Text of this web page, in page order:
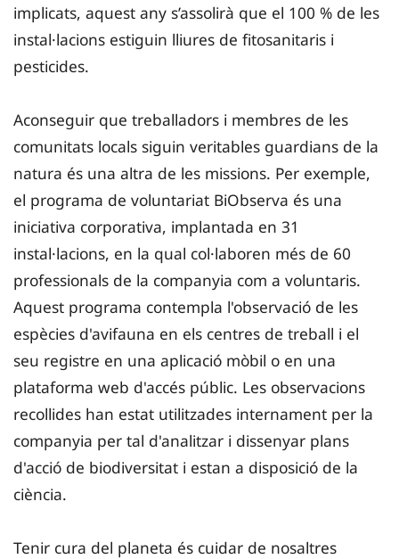
implicats, aquest any s’assolirà que el 100 % de les
instal·lacions estiguin lliures de fitosanitaris i
pesticides.
Aconseguir que treballadors i membres de les
comunitats locals siguin veritables guardians de la
natura és una altra de les missions. Per exemple,
el programa de voluntariat BiObserva és una
iniciativa corporativa, implantada en 31
instal·lacions, en la qual col·laboren més de 60
professionals de la companyia com a voluntaris.
Aquest programa contempla l'observació de les
espècies d'avifauna en els centres de treball i el
seu registre en una aplicació mòbil o en una
plataforma web d'accés públic. Les observacions
recollides han estat utilitzades internament per la
companyia per tal d'analitzar i dissenyar plans
d'acció de biodiversitat i estan a disposició de la
ciència.
Tenir cura del planeta és cuidar de nosaltres